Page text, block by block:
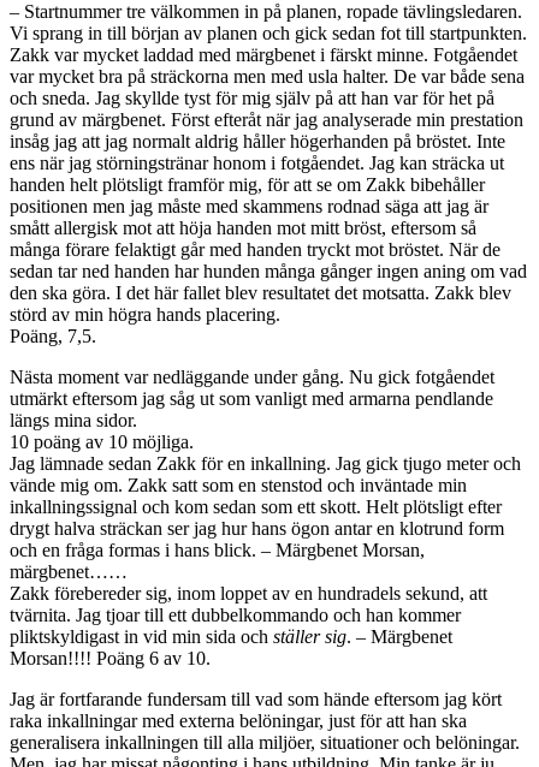
– Startnummer tre välkommen in på planen, ropade tävlingsledaren.
Vi sprang in till början av planen och gick sedan fot till startpunkten.
Zakk var mycket laddad med märgbenet i färskt minne. Fotgåendet
var mycket bra på sträckorna men med usla halter. De var både sena
och sneda. Jag skyllde tyst för mig själv på att han var för het på
grund av märgbenet. Först efteråt när jag analyserade min prestation
insåg jag att jag normalt aldrig håller högerhanden på bröstet. Inte
ens när jag störningstränar honom i fotgåendet. Jag kan sträcka ut
handen helt plötsligt framför mig, för att se om Zakk bibehåller
positionen men jag måste med skammens rodnad säga att jag är
smått allergisk mot att höja handen mot mitt bröst, eftersom så
många förare felaktigt går med handen tryckt mot bröstet. När de
sedan tar ned handen har hunden många gånger ingen aning om vad
den ska göra. I det här fallet blev resultatet det motsatta. Zakk blev
störd av min högra hands placering.
Poäng, 7,5.
Nästa moment var nedläggande under gång. Nu gick fotgåendet
utmärkt eftersom jag såg ut som vanligt med armarna pendlande
längs mina sidor.
10 poäng av 10 möjliga.
Jag lämnade sedan Zakk för en inkallning. Jag gick tjugo meter och
vände mig om. Zakk satt som en stenstod och inväntade min
inkallningssignal och kom sedan som ett skott. Helt plötsligt efter
drygt halva sträckan ser jag hur hans ögon antar en klotrund form
och en fråga formas i hans blick. – Märgbenet Morsan,
märgbenet……
Zakk förebereder sig, inom loppet av en hundradels sekund, att
tvärnita. Jag tjoar till ett dubbelkommando och han kommer
pliktskyldigast in vid min sida och ställer sig. – Märgbenet
Morsan!!!! Poäng 6 av 10.
Jag är fortfarande fundersam till vad som hände eftersom jag kört
raka inkallningar med externa belöningar, just för att han ska
generalisera inkallningen till alla miljöer, situationer och belöningar.